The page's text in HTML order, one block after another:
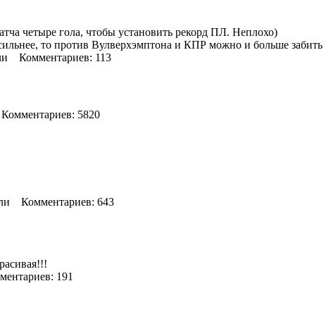
четыре гола, чтобы установить рекорд ПЛ. Неплохо)
то против Вулверхэмптона и КПР можно и больше забить
Комментариев: 113
5820
Комментариев: 643
191